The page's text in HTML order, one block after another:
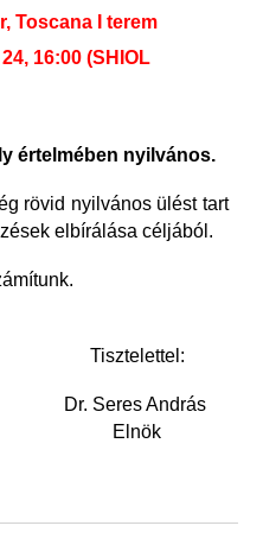
Toscana I terem
16:00 (SHIOL
értelmében nyilvános.
rövid nyilvános ülést tart
elbírálása céljából.
Tisztelettel:
Dr. Seres András
Elnök